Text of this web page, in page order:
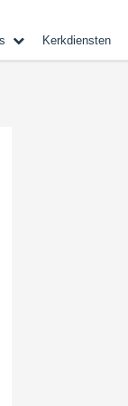
Kerkdiensten